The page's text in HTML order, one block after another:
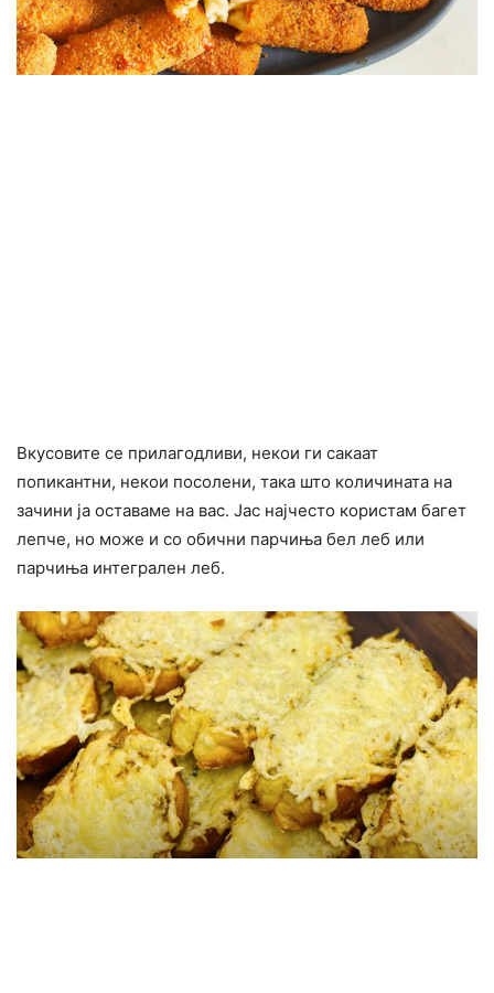
Вкусовите се прилагодливи, некои ги сакаат
попикантни, некои посолени, така што количината на
зачини ја оставаме на вас. Јас најчесто користам багет
лепче, но може и со обични парчиња бел леб или
парчиња интегрален леб.